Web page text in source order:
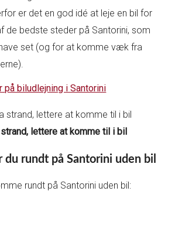
er det en god idé at leje en bil for
de bedste steder på Santorini, som
set (og for at komme væk fra
på biludlejning i Santorini
lettere at komme til i bil
du rundt på Santorini uden bil
rundt på Santorini uden bil: